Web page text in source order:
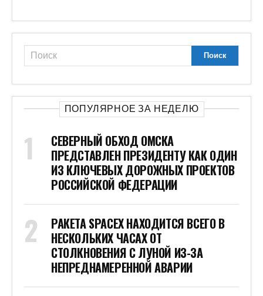
ПОПУЛЯРНОЕ ЗА НЕДЕЛЮ
СЕВЕРНЫЙ ОБХОД ОМСКА
ПРЕДСТАВЛЕН ПРЕЗИДЕНТУ КАК ОДИН
ИЗ КЛЮЧЕВЫХ ДОРОЖНЫХ ПРОЕКТОВ
РОССИЙСКОЙ ФЕДЕРАЦИИ
РАКЕТА SPACEX НАХОДИТСЯ ВСЕГО В
НЕСКОЛЬКИХ ЧАСАХ ОТ
СТОЛКНОВЕНИЯ С ЛУНОЙ ИЗ-ЗА
НЕПРЕДНАМЕРЕННОЙ АВАРИИ